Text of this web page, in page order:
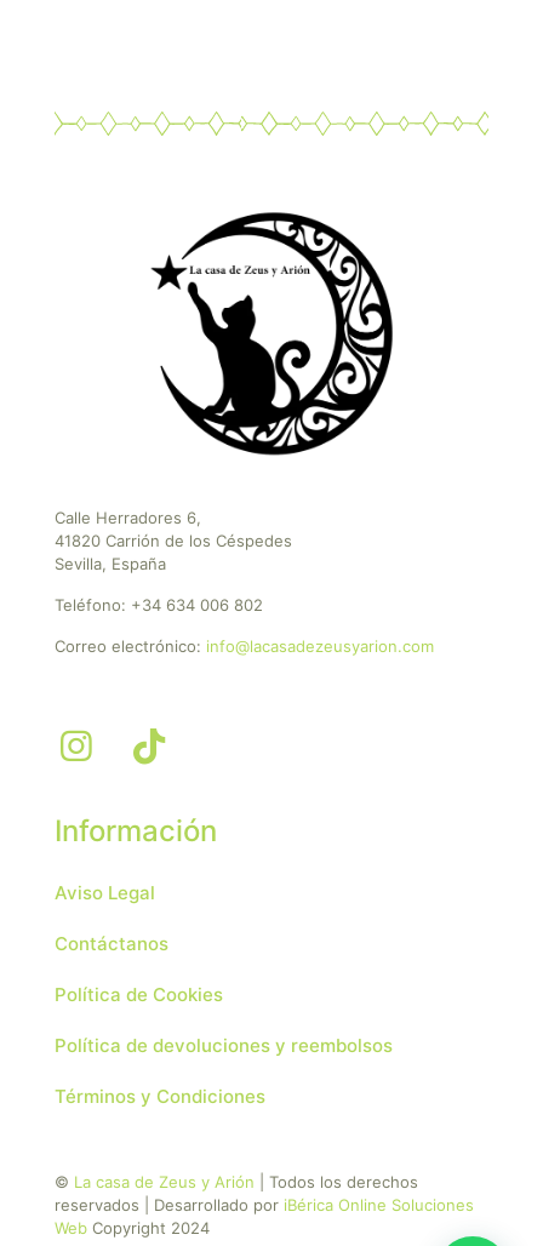
Calle Herradores 6,
41820 Carrión de los Céspedes
Sevilla, España
Teléfono: +34 634 006 802
Correo electrónico: info@lacasadezeusyarion.com
Información
Aviso Legal
Contáctanos
Política de Cookies
Política de devoluciones y reembolsos
Términos y Condiciones
© La casa de Zeus y Arión | Todos los derechos
reservados | Desarrollado por iBérica Online Soluciones
Web Copyright 2024